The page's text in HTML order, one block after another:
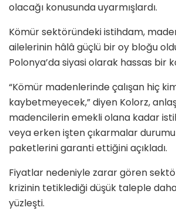
olacağı konusunda uyarmışlardı.
Kömür sektöründeki istihdam,
ailelerinin hâlâ güçlü bir oy bloğu
Polonya’da siyasi olarak hassas bir
“Kömür madenlerinde çalışan hiç
kaybetmeyecek,” diyen Kolorz,
madencilerin emekli olana kadar
veya erken işten çıkarmalar
paketlerini garanti ettiğini açıkladı.
Fiyatlar nedeniyle zarar gören
krizinin tetiklediği düşük taleple
yüzleşti.